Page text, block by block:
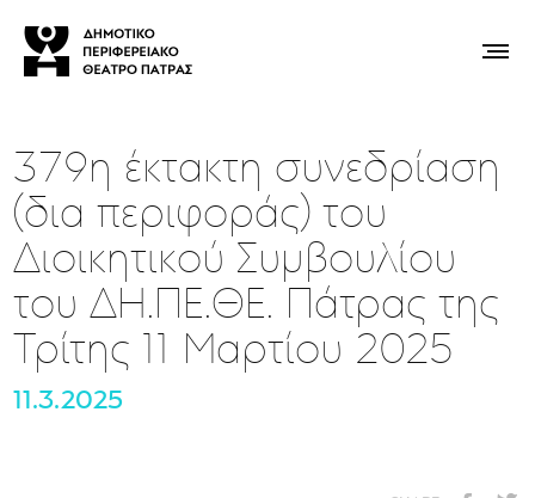
379η έκτακτη συνεδρίαση
(δια περιφοράς) του
Διοικητικού Συμβουλίου
του ΔΗ.ΠΕ.ΘΕ. Πάτρας της
Τρίτης 11 Μαρτίου 2025
11.3.2025